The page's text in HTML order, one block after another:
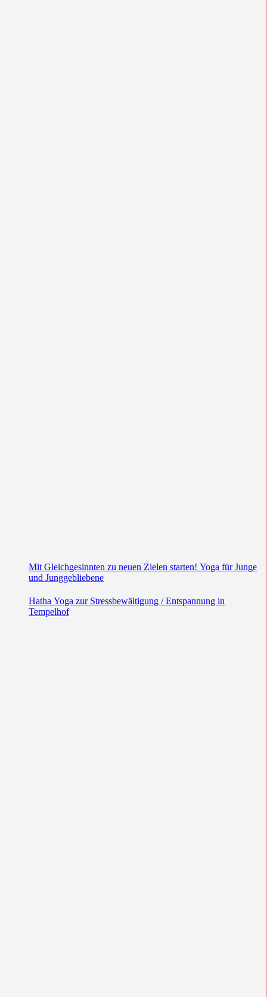
Mit Gleichgesinnten zu neuen Zielen starten! Yoga für Junge
und Junggebliebene
Hatha Yoga zur Stressbewältigung / Entspannung in
Tempelhof